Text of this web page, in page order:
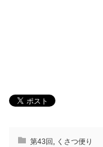
第43回 , くさつ便り